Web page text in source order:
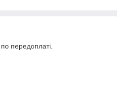
передоплаті.